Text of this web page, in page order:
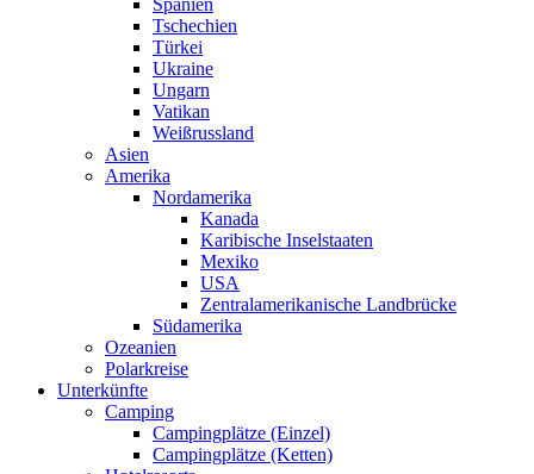
Spanien
Tschechien
Türkei
Ukraine
Ungarn
Vatikan
Weißrussland
Asien
Amerika
Nordamerika
Kanada
Karibische Inselstaaten
Mexiko
USA
Zentralamerikanische Landbrücke
Südamerika
Ozeanien
Polarkreise
Unterkünfte
Camping
Campingplätze (Einzel)
Campingplätze (Ketten)